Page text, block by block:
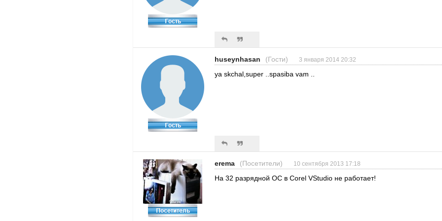
huseynhasan (Гости) 3 января 2014 20:32
ya skchal,super ..spasiba vam ..
erema (Посетители) 10 сентября 2013 17:18
На 32 разрядной ОС в Corel VStudio не работает!